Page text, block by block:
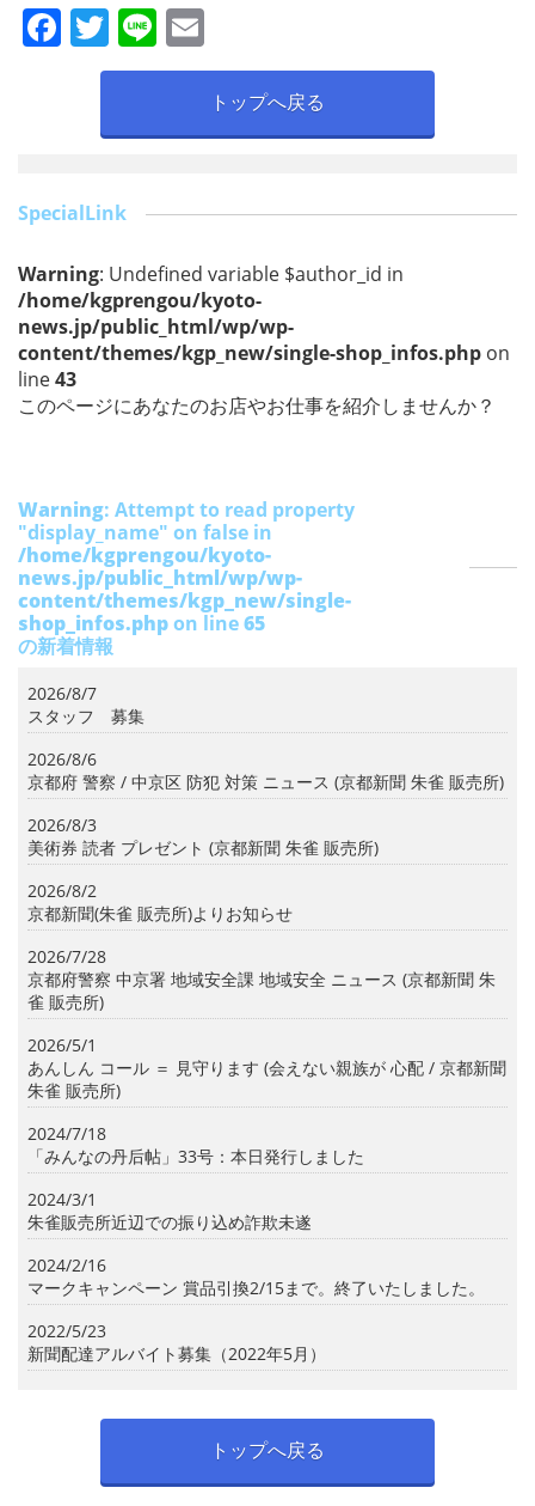
F
o
o
k
T
w
er
Li
n m
ai
l
トップへ戻る
SpecialLink
Warning: Undefined variable $author_id in
/home/kgprengou/kyoto-
news.jp/public_html/wp/wp-
content/themes/kgp_new/single-shop_infos.php on
line43
このページにあなたのお店やお仕事を紹介しませんか？
Warning: Attempt to read property
"display_name" on false in
/home/kgprengou/kyoto-
news.jp/public_html/wp/wp-
content/themes/kgp_new/single-
shop_infos.phpon line65
の新着情報
2026/8/7
スタッフ 募集
2026/8/6
京都府 警察 / 中京区 防犯 対策 ニュース (京都新聞 朱雀 販売所)
2026/8/3
美術券 読者 プレゼント (京都新聞 朱雀 販売所)
2026/8/2
京都新聞(朱雀 販売所)よりお知らせ
2026/7/28
京都府警察 中京署 地域安全課 地域安全 ニュース (京都新聞 朱
雀 販売所)
2026/5/1
あんしん コール ＝ 見守ります (会えない親族が 心配 / 京都新聞
朱雀 販売所)
2024/7/18
「みんなの丹后帖」33号：本日発行しました
2024/3/1
朱雀販売所近辺での振り込め詐欺未遂
2024/2/16
マークキャンペーン 賞品引換2/15まで。終了いたしました。
2022/5/23
新聞配達アルバイト募集（2022年5月）
トップへ戻る